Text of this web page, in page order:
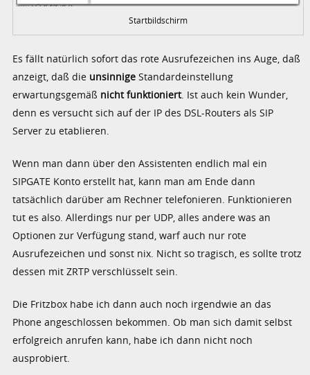
Startbildschirm
Es fällt natürlich sofort das rote Ausrufezeichen ins Auge, daß
anzeigt, daß die unsinnige Standardeinstellung
erwartungsgemäß nicht funktioniert. Ist auch kein Wunder,
denn es versucht sich auf der IP des DSL-Routers als SIP
Server zu etablieren.
Wenn man dann über den Assistenten endlich mal ein
SIPGATE Konto erstellt hat, kann man am Ende dann
tatsächlich darüber am Rechner telefonieren. Funktionieren
tut es also. Allerdings nur per UDP, alles andere was an
Optionen zur Verfügung stand, warf auch nur rote
Ausrufezeichen und sonst nix. Nicht so tragisch, es sollte trotz
dessen mit ZRTP verschlüsselt sein.
Die Fritzbox habe ich dann auch noch irgendwie an das
Phone angeschlossen bekommen. Ob man sich damit selbst
erfolgreich anrufen kann, habe ich dann nicht noch
ausprobiert.